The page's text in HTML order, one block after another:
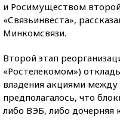
и Росимуществом
«Связьинвеста»,
Минкомсвязи.
Второй этап
«Ростелекомом»)
владения акциями
предполагалось, что
либо ВЭБ, либо дочерняя